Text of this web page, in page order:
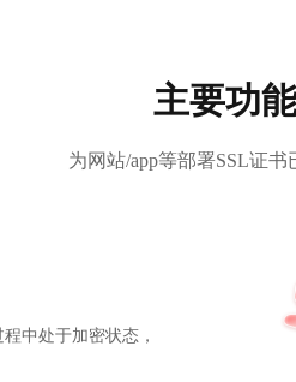
主要功能
为网站/app等部署SSL证书
中处于加密状态，